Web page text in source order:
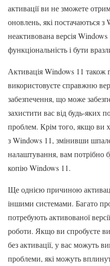
активації ви не зможете
оновлень, які постачаються
неактивована версія
функціональність і бути
Активація Windows 11 також
використовуєте справжню
забезпечення, що може
захистити вас від будь-яких
проблем. Крім того, якщо ви
з Windows 11, змінивши
налаштування, вам потрібно
копію Windows 11.
Ще однією причиною
іншими системами. Багато
потребують активованої
роботи. Якщо ви спробуєте
без активації, у вас можуть
проблеми, які можуть